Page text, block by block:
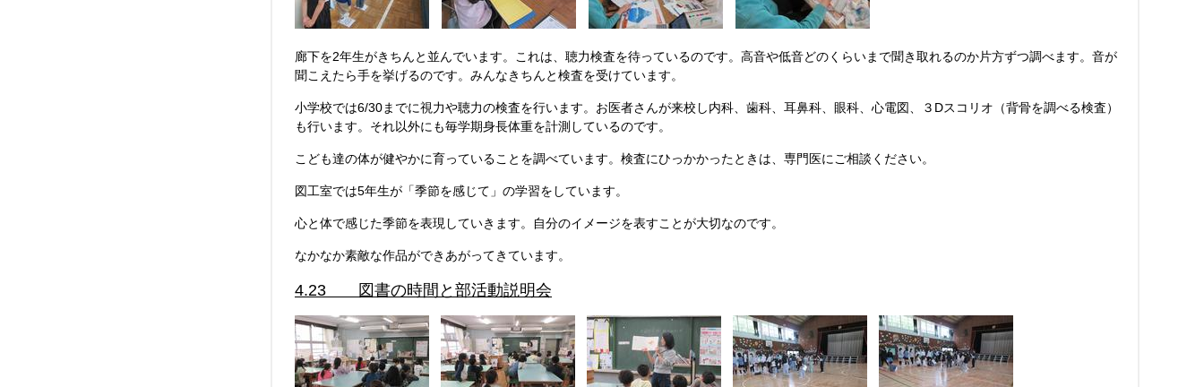
廊下を2年生がきちんと並んでいます。これは、聴力検査を待っているのです。高音や低音どのくらいまで聞き取れるのか片方ずつ調べます。音が
聞こえたら手を挙げるのです。みんなきちんと検査を受けています。
小学校では6/30までに視力や聴力の検査を行います。お医者さんが来校し内科、歯科、耳鼻科、眼科、心電図、３Dスコリオ（背骨を調べる検査）
も行います。それ以外にも毎学期身長体重を計測しているのです。
こども達の体が健やかに育っていることを調べています。検査にひっかかったときは、専門医にご相談ください。
図工室では5年生が「季節を感じて」の学習をしています。
心と体で感じた季節を表現していきます。自分のイメージを表すことが大切なのです。
なかなか素敵な作品ができあがってきています。
4.23 図書の時間と部活動説明会